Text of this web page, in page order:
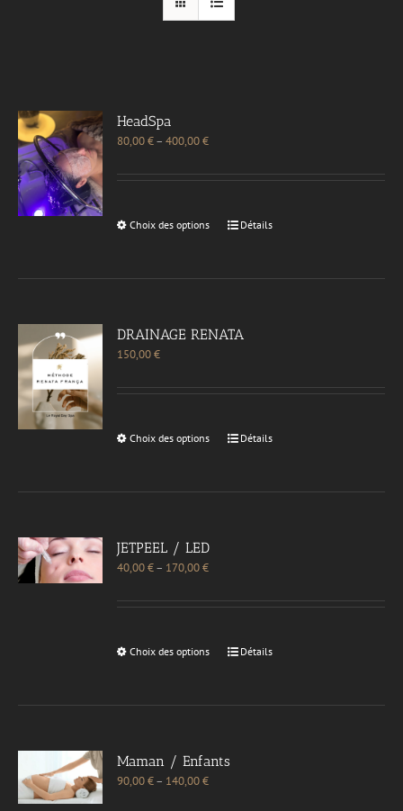
HeadSpa
80,00€–400,00€
Choix des options Détails
DRAINAGE RENATA
150,00€
Choix des options Détails
JETPEEL / LED
40,00€– 170,00€
Choix des options Détails
Maman / Enfants
90,00€– 140,00€